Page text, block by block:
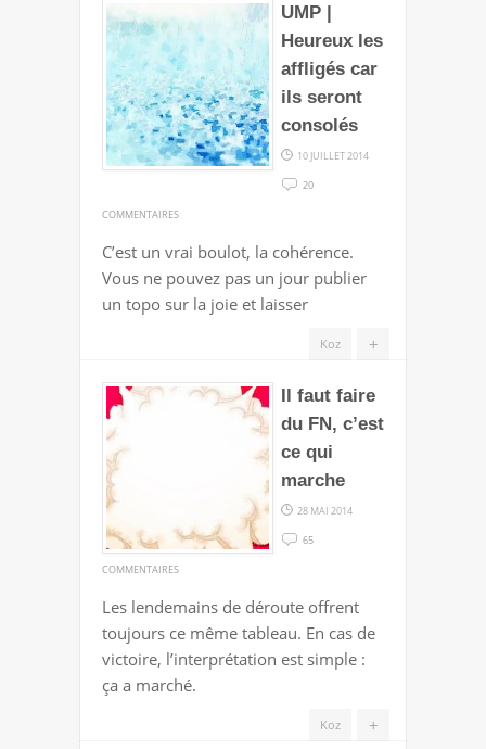
UMP |
Heureux les
affligés car
ils seront
consolés
10 JUILLET 2014
20
COMMENTAIRES
|
HEUREUX
LES
ILS
C’est un vrai boulot, la cohérence.
Vous ne pouvez pas un jour publier
un topo sur la joie et laisser
+
Koz
Il faut faire
du FN, c’est
ce qui
marche
28 MAI 2014
65
COMMENTAIRES
FAUT
FAIRE
DU
FN,
Les lendemains de déroute offrent
toujours ce même tableau. En cas de
victoire, l’interprétation est simple :
ça a marché.
+
Koz